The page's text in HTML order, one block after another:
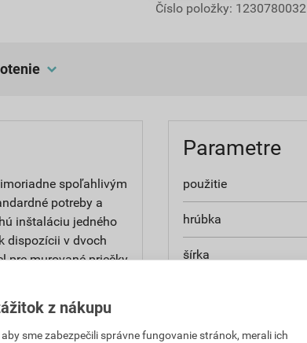
Číslo položky: 1230780032
spoľahlivým
potreby a
inštaláciu jedného
dispozícii v dvoch
pre murované priečky
model
Oba modely
V oboch verziách
jednokrídlové dvere
Parametre
použitie
hrúbka
šírka
z nákupu
sme zabezpečili správne fungovanie stránok, merali ich